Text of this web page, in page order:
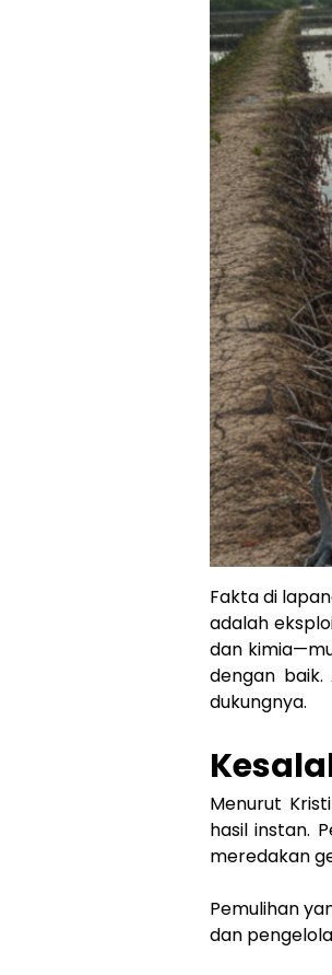
Fakta di
adalah
dan
dengan
dukungnya.
Menurut
hasil instan.
meredakan
Pemulihan
dan